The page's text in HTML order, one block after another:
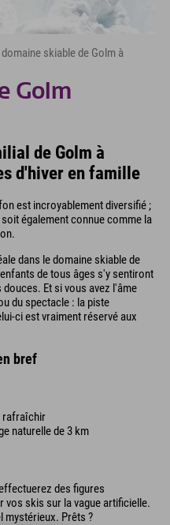
skiable de Golm à
Golm
de Golm à
d'hiver en famille
est incroyablement diversifié ;
également connue comme la
dans le domaine skiable de
de tous âges s'y sentiront
Et si vous avez l'âme
du spectacle : la piste
ci est vraiment réservé aux
bref
rafraîchir
naturelle de 3 km
des figures
vos skis sur la vague artificielle.
mystérieux. Prêts ?